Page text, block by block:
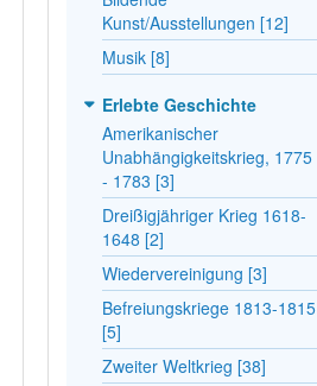
Kunst/Ausstellungen [12]
Musik [8]
Erlebte Geschichte
Amerikanischer
Unabhängigkeitskrieg, 1775
- 1783 [3]
Dreißigjähriger Krieg 1618-
1648 [2]
Wiedervereinigung [3]
Befreiungskriege 1813-1815
[5]
Zweiter Weltkrieg [38]